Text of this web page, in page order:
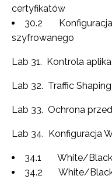
certyfikatów
30.2 Konfiguracja
szyfrowanego
Lab 31. Kontrola
Lab 32. Traffic Shaping
Lab 33. Ochrona
Lab 34. Konfiguracja
34.1 White/Black
34.2 White/Black